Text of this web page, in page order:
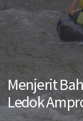
Menjerit
Ledok